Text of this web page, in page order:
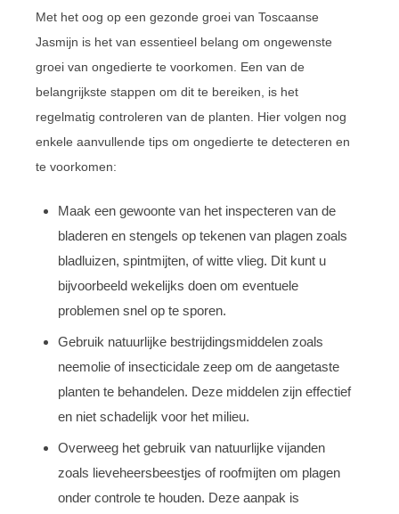
Met het oog op een gezonde groei van Toscaanse
Jasmijn is het van essentieel belang om ongewenste
groei van ongedierte te voorkomen. Een van de
belangrijkste stappen om dit te bereiken, is het
regelmatig controleren van de planten. Hier volgen nog
enkele aanvullende tips om ongedierte te detecteren en
te voorkomen:
Maak een gewoonte van het inspecteren van de
bladeren en stengels op tekenen van plagen zoals
bladluizen, spintmijten, of witte vlieg. Dit kunt u
bijvoorbeeld wekelijks doen om eventuele
problemen snel op te sporen.
Gebruik natuurlijke bestrijdingsmiddelen zoals
neemolie of insecticidale zeep om de aangetaste
planten te behandelen. Deze middelen zijn effectief
en niet schadelijk voor het milieu.
Overweeg het gebruik van natuurlijke vijanden
zoals lieveheersbeestjes of roofmijten om plagen
onder controle te houden. Deze aanpak is